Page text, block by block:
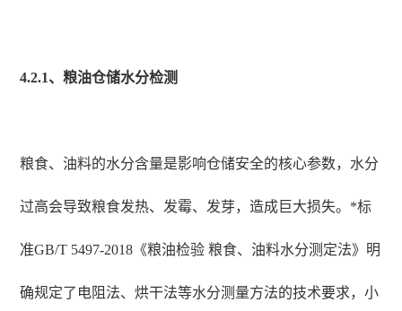
4.2.1、粮油仓储水分检测
粮食、油料的水分含量是影响仓储安全的核心参数，水分
过高会导致粮食发热、发霉、发芽，造成巨大损失。*标
准GB/T 5497-2018《粮油检验 粮食、油料水分测定法》明
确规定了电阻法、烘干法等水分测量方法的技术要求，小